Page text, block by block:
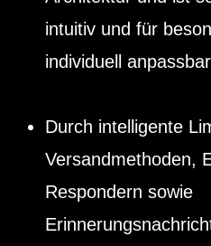
intuitiv und für
individuell
Durch intelligente
Versandmethoden,
Respondern sowie